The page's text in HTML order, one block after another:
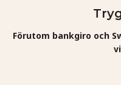
Förutom bankgiro och